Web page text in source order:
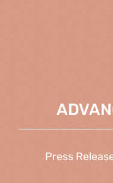
Press